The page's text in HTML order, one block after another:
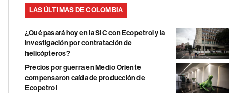
LAS ÚLTIMAS DE COLOMBIA
¿Qué pasará hoy en la SIC con Ecopetrol y la
investigación por contratación de
helicópteros?
Precios por guerra en Medio Oriente
compensaron caída de producción de
Ecopetrol